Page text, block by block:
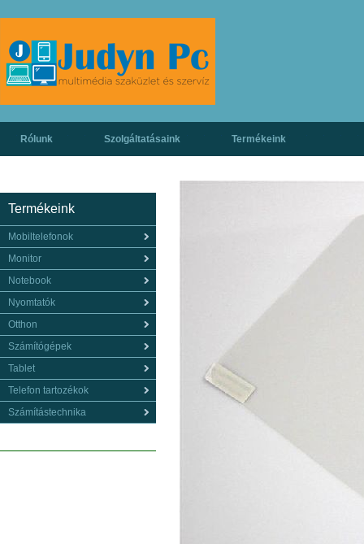
Rólunk Szolgáltatásaink Termékeink
Termékeink
Mobiltelefonok
Monitor
Notebook
Nyomtatók
Otthon
Számítógépek
Tablet
Telefon tartozékok
Számítástechnika